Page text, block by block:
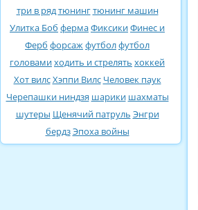
три в рядтюнингтюнинг машин
Улитка Боб фермаФиксикиФинес и
Ферб форсажфутболфутбол
головамиходить и стрелять хоккей
Хот вилсХэппи Вилс Человек паук
Черепашки ниндзя шарики шахматы
шутеры Щенячий патруль Энгри
бердзЭпоха войны